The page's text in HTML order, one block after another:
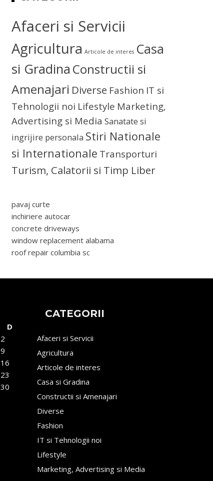
Afaceri si Servicii
Agricultura Articole de interes Casa
si Gradina Constructii si
Amenajari Diverse Fashion IT si
Tehnologii noi Lifestyle Marketing,
Advertising si Media Sanatate si
ingrijire personala Stiri Nationale
si Internationale Transporturi
Turism, Calatorii si Timp Liber
pavaj curte
inchiriere autocar
concrete driveways
window replacement alabama
roof repair columbia sc
D
2
9
16
23
30
CATEGORII
Afaceri si Servicii
Agricultura
Articole de interes
Casa si Gradina
Constructii si Amenajari
Diverse
Fashion
IT si Tehnologii noi
Lifestyle
Marketing, Advertising si Media